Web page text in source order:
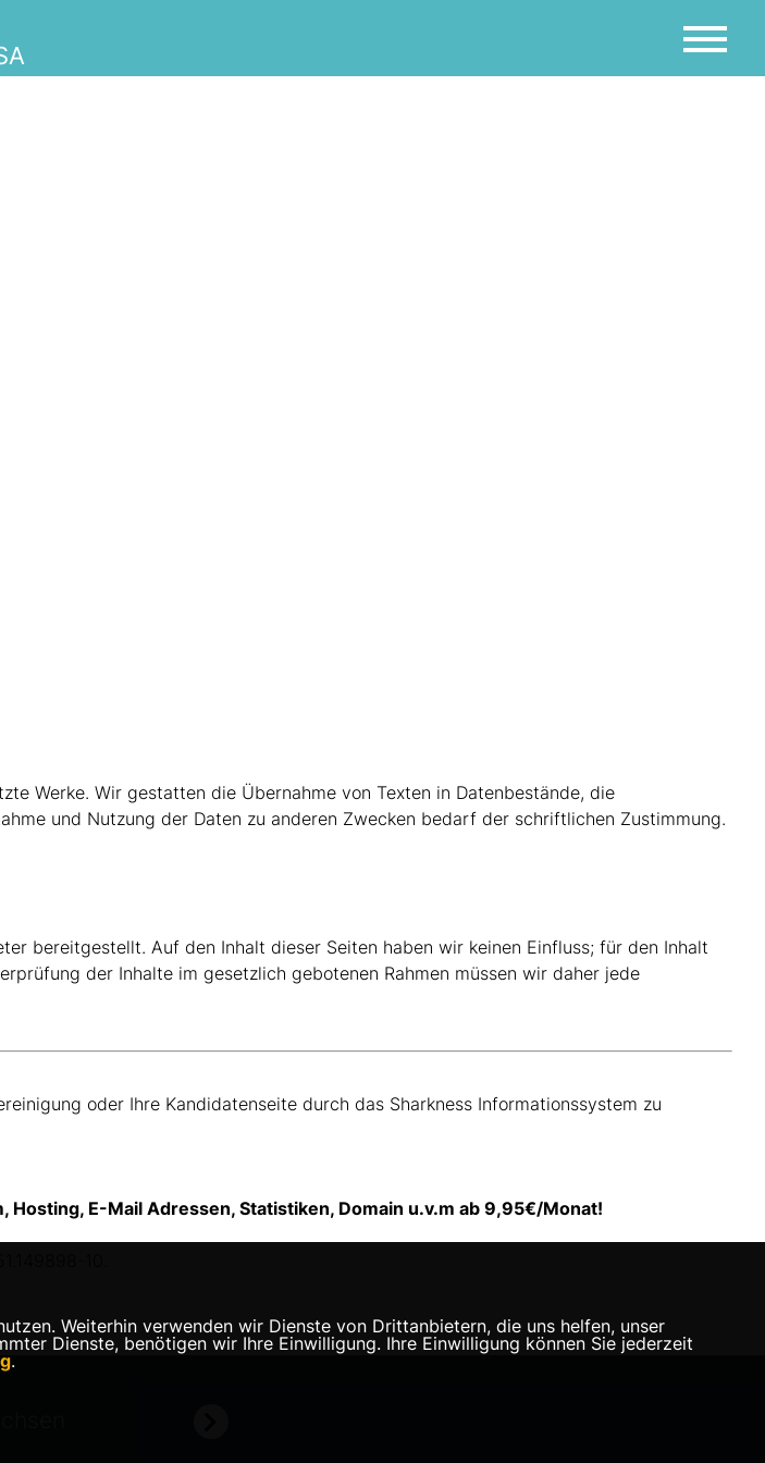
Werke. Wir gestatten die Übernahme von Texten in Datenbestände, die
und Nutzung der Daten zu anderen Zwecken bedarf der schriftlichen Zustimmung.
bereitgestellt. Auf den Inhalt dieser Seiten haben wir keinen Einfluss; für den Inhalt
der Inhalte im gesetzlich gebotenen Rahmen müssen wir daher jede
oder Ihre Kandidatenseite durch das Sharkness Informationssystem zu
E-Mail Adressen, Statistiken, Domain u.v.m ab 9,95€/Monat!
Weiterhin verwenden wir Dienste von Drittanbietern, die uns helfen, unser
Dienste, benötigen wir Ihre Einwilligung. Ihre Einwilligung können Sie jederzeit
.